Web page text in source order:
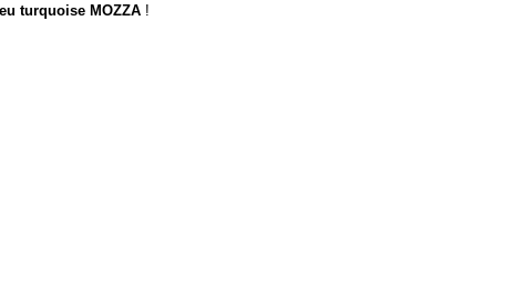
turquoise MOZZA!